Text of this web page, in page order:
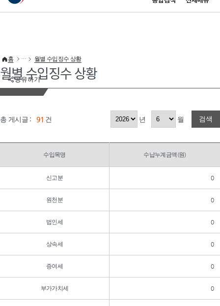
이 누리집은 대한민국 공식 전자정부 누리집입니다.
공유하기
홈 월별 수입징수 상황
월별 수입징수 상황
총 게시글 : 91 건 년 월 검색
수입목명 수납누계금액(원)
신고분 0
원천분 0
법인세 0
상속세 0
증여세 0
부가가치세 0